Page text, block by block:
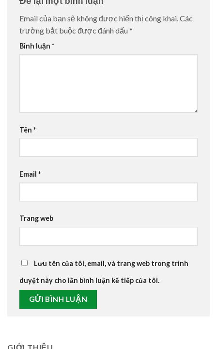
Email của bạn sẽ không được hiển thị công khai.Các
trường bắt buộc được đánh dấu *
Bình luận *
Tên *
Email *
Trang web
Lưu tên của tôi, email, và trang web trong trình
duyệt này cho lần bình luận kế tiếp của tôi.
GIỚI THIỆU